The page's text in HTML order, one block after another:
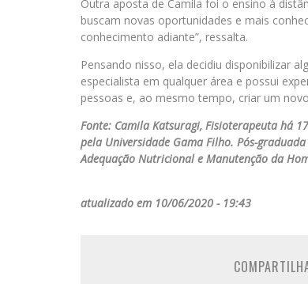
Outra aposta de Camila foi o ensino à
buscam novas oportunidades e mais
conhecimento adiante”, ressalta.
Pensando nisso, ela decidiu disponibilizar
especialista em qualquer área e possui
pessoas e, ao mesmo tempo, criar um
Fonte: Camila Katsuragi, Fisioterapeuta há
pela Universidade Gama Filho. Pós-
Adequação Nutricional e Manutenção da
atualizado em 10/06/2020 - 19:43